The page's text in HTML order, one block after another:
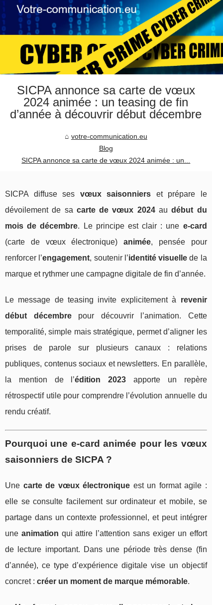
SICPA annonce sa carte de vœux
2024 animée : un teasing de fin
d’année à découvrir début décembre
votre-communication.eu
Blog
SICPA annonce sa carte de vœux 2024 animée : un...
SICPA diffuse ses vœux saisonniers et prépare le
dévoilement de sa carte de vœux 2024audébut du
mois de décembre. Le principe est clair : une e-card
(carte de vœux électronique)animée, pensée pour
renforcer l’engagement, soutenir l’identité visuelle de la
marque et rythmer une campagne digitale de fin d’année.
Le message de teasing invite explicitement à revenir
début décembrepour découvrir l’animation. Cette
temporalité, simple mais stratégique, permet d’aligner les
prises de parole sur plusieurs canaux : relations
publiques, contenus sociaux et newsletters. En parallèle,
la mention de l’édition 2023 apporte un repère
rétrospectif utile pour comprendre l’évolution annuelle du
rendu créatif.
Pourquoi une e-card animée pour les vœux
saisonniers de SICPA ?
Une carte de vœux électronique est un format agile :
elle se consulte facilement sur ordinateur et mobile, se
partage dans un contexte professionnel, et peut intégrer
une animation qui attire l’attention sans exiger un effort
de lecture important. Dans une période très dense (fin
d’année), ce type d’expérience digitale vise un objectif
concret : créer un moment de marque mémorable.